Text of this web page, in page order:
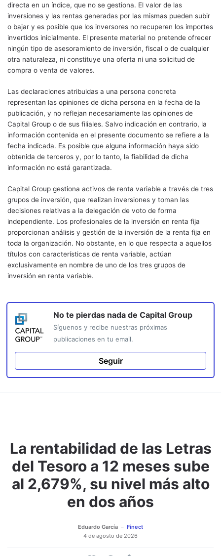
directa en un índice, que no se gestiona. El valor de las
inversiones y las rentas generadas por las mismas pueden subir
o bajar y es posible que los inversores no recuperen los importes
invertidos inicialmente. El presente material no pretende ofrecer
ningún tipo de asesoramiento de inversión, fiscal o de cualquier
otra naturaleza, ni constituye una oferta ni una solicitud de
compra o venta de valores.
Las declaraciones atribuidas a una persona concreta
representan las opiniones de dicha persona en la fecha de la
publicación, y no reflejan necesariamente las opiniones de
Capital Group o de sus filiales. Salvo indicación en contrario, la
información contenida en el presente documento se refiere a la
fecha indicada. Es posible que alguna información haya sido
obtenida de terceros y, por lo tanto, la fiabilidad de dicha
información no está garantizada.
Capital Group gestiona activos de renta variable a través de tres
grupos de inversión, que realizan inversiones y toman las
decisiones relativas a la delegación de voto de forma
independiente. Los profesionales de la inversión en renta fija
proporcionan análisis y gestión de la inversión de la renta fija en
toda la organización. No obstante, en lo que respecta a aquellos
títulos con características de renta variable, actúan
exclusivamente en nombre de uno de los tres grupos de
inversión en renta variable.
No te pierdas nada de Capital Group
Síguenos y recibe nuestras próximas
publicaciones en tu email.
Seguir
La rentabilidad de las Letras
del Tesoro a 12 meses sube
al 2,679%, su nivel más alto
en dos años
Eduardo García
Finect
4 de agosto de 2026